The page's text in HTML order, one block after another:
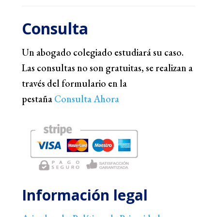
Consulta
Un abogado colegiado estudiará su caso.
Las consultas no son gratuitas, se realizan a
través del formulario en la
pestañaConsulta Ahora
Información legal